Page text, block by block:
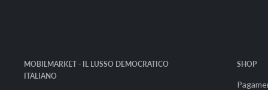
MOBILMARKET - IL LUSSO DEMOCRATICO
ITALIANO
SHOP